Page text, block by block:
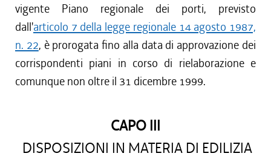
vigente Piano regionale dei porti, previsto
dall'articolo 7 della legge regionale 14 agosto 1987,
n. 22, è prorogata fino alla data di approvazione dei
corrispondenti piani in corso di rielaborazione e
comunque non oltre il 31 dicembre 1999.
CAPO III
DISPOSIZIONI IN MATERIA DI EDILIZIA